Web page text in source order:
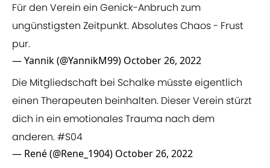
Für den Verein ein Genick-Anbruch zum
ungünstigsten Zeitpunkt. Absolutes Chaos - Frust
pur.
— Yannik (@YannikM99) October 26, 2022
Die Mitgliedschaft bei Schalke müsste eigentlich
einen Therapeuten beinhalten. Dieser Verein stürzt
dich in ein emotionales Trauma nach dem
anderen.#S04
— René (@Rene_1904) October 26, 2022